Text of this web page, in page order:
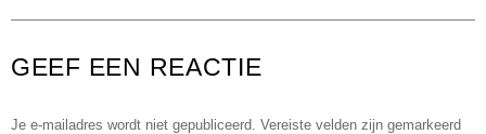
GEEF EEN REACTIE
Je e-mailadres wordt niet gepubliceerd. Vereiste velden zijn gemarkeerd